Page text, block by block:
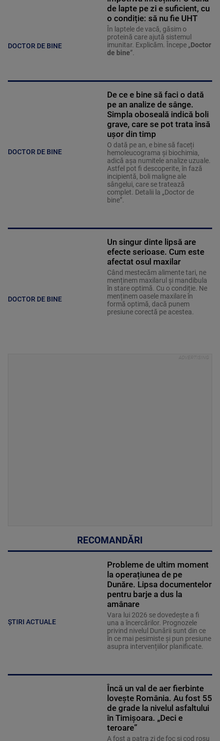
DOCTOR DE BINE
de lapte pe zi e suficient, cu
o condiție: să nu fie UHT
În laptele de vacă, găsim o
proteină care ajută sistemul
imunitar. Explicăm. Începe „Doctor
de bine”.
DOCTOR DE BINE
De ce e bine să faci o dată
pe an analize de sânge.
Simpla oboseală indică boli
grave, care se pot trata însă
ușor din timp
O dată pe an, e bine să faceți
hemoleucograma și biochimia,
adică așa numitele analize uzuale.
Astfel pot fi descoperite, în fază
incipientă, boli maligne ale
sângelui, care se tratează
complet. Detalii la „Doctor de
bine”.
DOCTOR DE BINE
Un singur dinte lipsă are
efecte serioase. Cum este
afectat osul maxilar
Când mestecăm alimente tari, ne
menținem maxilarul și mandibula
în stare optimă. Cu o condiție. Ne
menținem oasele maxilare în
formă optimă, dacă punem
presiune corectă pe acestea.
RECOMANDĂRI
ȘTIRI ACTUALE
Probleme de ultim moment
la operațiunea de pe
Dunăre. Lipsa documentelor
pentru barje a dus la
amânare
Vara lui 2026 se dovedește a fi
una a încercărilor. Prognozele
privind nivelul Dunării sunt din ce
în ce mai pesimiste și pun presiune
asupra intervențiilor planificate.
Încă un val de aer fierbinte
lovește România. Au fost 55
de grade la nivelul asfaltului
în Timișoara. „Deci e
teroare”
A fost a patra zi de foc și cod roșu